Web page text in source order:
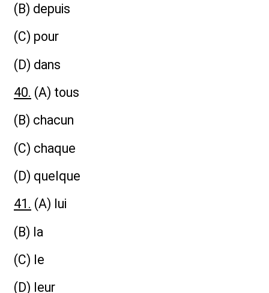
(B) depuis
(C) pour
(D) dans
40. (A) tous
(B) chacun
(C) chaque
(D) quelque
41. (A) lui
(B) la
(C) le
(D) leur